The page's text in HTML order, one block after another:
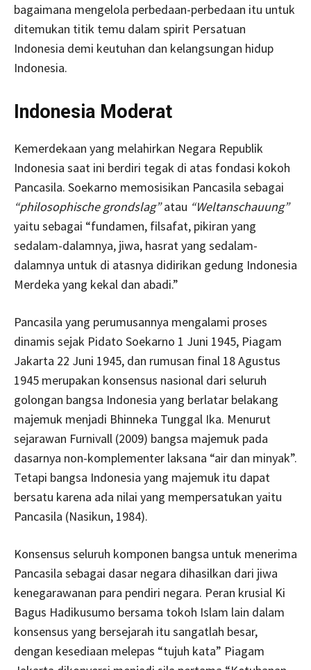
bagaimana mengelola perbedaan-perbedaan itu untuk
ditemukan titik temu dalam spirit Persatuan
Indonesia demi keutuhan dan kelangsungan hidup
Indonesia.
Indonesia Moderat
Kemerdekaan yang melahirkan Negara Republik
Indonesia saat ini berdiri tegak di atas fondasi kokoh
Pancasila. Soekarno memosisikan Pancasila sebagai
“philosophischegrondslag”atau “Weltanschauung”
yaitu sebagai “fundamen, filsafat, pikiran yang
sedalam-dalamnya, jiwa, hasrat yang sedalam-
dalamnya untuk di atasnya didirikan gedung Indonesia
Merdeka yang kekal dan abadi.”
Pancasila yang perumusannya mengalami proses
dinamis sejak Pidato Soekarno 1 Juni 1945, Piagam
Jakarta 22 Juni 1945, dan rumusan final 18 Agustus
1945 merupakan konsensus nasional dari seluruh
golongan bangsa Indonesia yang berlatar belakang
majemuk menjadi Bhinneka Tunggal Ika. Menurut
sejarawan Furnivall (2009) bangsa majemuk pada
dasarnya non-komplementer laksana “air dan minyak”.
Tetapi bangsa Indonesia yang majemuk itu dapat
bersatu karena ada nilai yang mempersatukan yaitu
Pancasila (Nasikun, 1984).
Konsensus seluruh komponen bangsa untuk menerima
Pancasila sebagai dasar negara dihasilkan dari jiwa
kenegarawanan para pendiri negara. Peran krusial Ki
Bagus Hadikusumo bersama tokoh Islam lain dalam
konsensus yang bersejarah itu sangatlah besar,
dengan kesediaan melepas “tujuh kata” Piagam